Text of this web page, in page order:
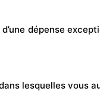
dépense
lesquelles vous